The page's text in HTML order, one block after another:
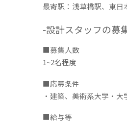
最寄駅： 浅草橋駅、 東日
-設計スタッフ
■募集人数
1~2名程度
■応募条件
・建築、美術系大学・
■給与等